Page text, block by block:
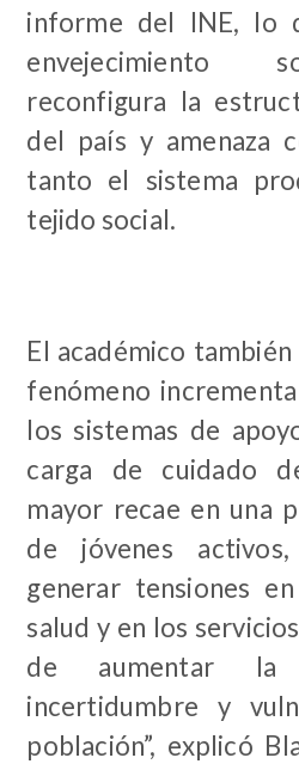
informe del INE, lo
envejecimiento
reconfigura la
del país y amenaza
tanto el sistema
tejido social.
El académico
fenómeno
los sistemas de
carga de cuidado
mayor recae en una
de jóvenes
generar tensiones
salud y en los
de aumentar la
incertidumbre y
población”, explicó